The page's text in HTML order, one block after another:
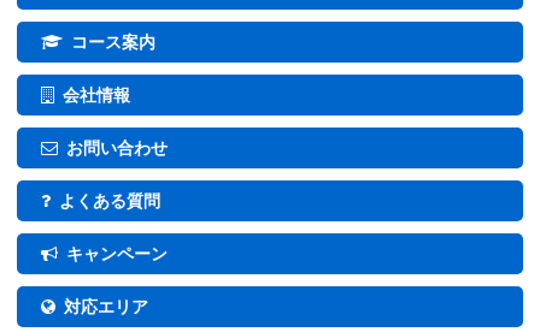
コース案内
会社情報
お問い合わせ
よくある質問
キャンペーン
対応エリア